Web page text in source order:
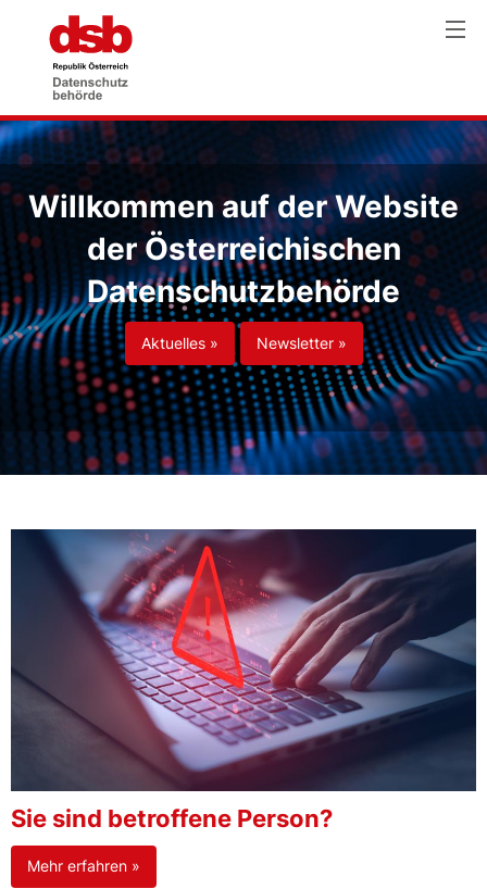
Willkommen auf der Website
der Österreichischen
Datenschutzbehörde
Aktuelles » Newsletter »
Sie sind betroffene Person?
Mehr erfahren »